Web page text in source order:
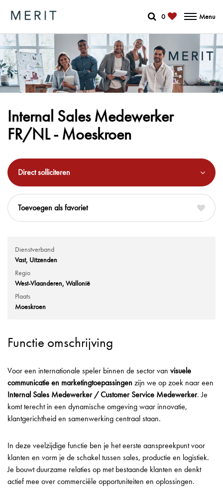
0 Menu
Internal Sales Medewerker
FR/NL - Moeskroen
Direct solliciteren
favoriet
Dienstverband
Vast Uitzenden
Regio
West-Vlaanderen Wallonië
Plaats
Moeskroen
Functie omschrijving
Voor een internationale speler binnen de sector van visuele
communicatie en marketingtoepassingenzijn we op zoek naar een
Internal Sales Medewerker / Customer Service Medewerker. Je
komt terecht in een dynamische omgeving waar innovatie,
klantgerichtheid en samenwerking centraal staan.
In deze veelzijdige functie ben je het eerste aanspreekpunt voor
klanten en vorm je de schakel tussen sales, productie en logistiek.
Je bouwt duurzame relaties op met bestaande klanten en denkt
actief mee over commerciële opportuniteiten en oplossingen.